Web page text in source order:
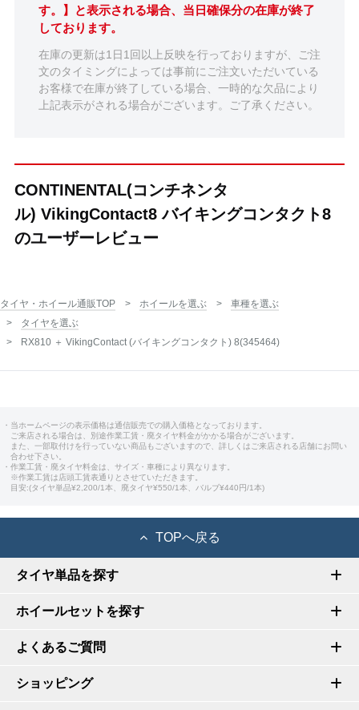
す。】と表示される場合、当日確保分の在庫が終了
しております。
在庫の更新は1日1回以上反映を行っておりますが、ご注
文のタイミングによっては事前にご注文いただいている
お客様で在庫が終了している場合、一時的な欠品により
上記表示がされる場合がございます。ご了承ください。
CONTINENTAL(コンチネンタ
ル) VikingContact8 バイキングコンタクト8
のユーザーレビュー
タイヤ・ホイール通販TOP ホイールを選ぶ
車種を選ぶ
タイヤを選ぶ
RX810 ＋ VikingContact (バイキングコンタクト) 8(345464)
・当ホームページの表示価格は通信販売での購入価格となっております。
ご来店される場合は、別途作業工賃・廃タイヤ料金がかかる場合がございます。
また、一部取付けを行っていない商品もございますので、詳しくはご来店される店舗にお問い
合わせ下さい。
・作業工賃・廃タイヤ料金は、サイズ・車種により異なります。
※作業工賃は店頭工賃表通りとさせていただきます。
目安:(タイヤ単品¥2,200/1本、廃タイヤ¥550/1本、バルブ¥440円/1本)
TOPへ戻る
タイヤ単品を探す
ホイールセットを探す
よくあるご質問
ショッピング